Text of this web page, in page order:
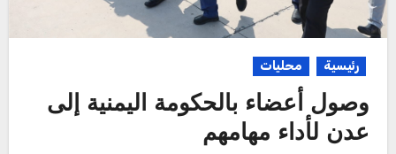
رئيسية محليات
وصول أعضاء بالحكومة اليمنية إلى
عدن لأداء مهامهم